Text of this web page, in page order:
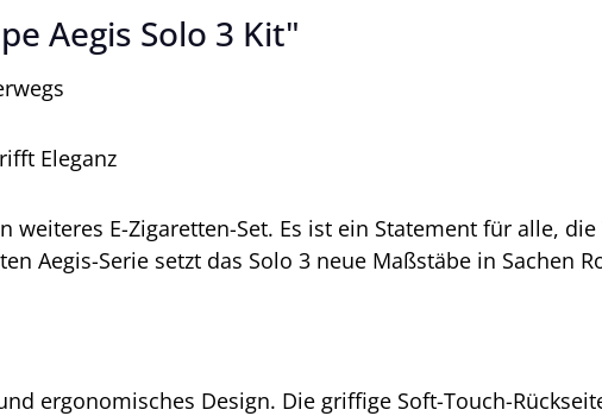
Aegis Solo 3 Kit"
Eleganz
weiteres E-Zigaretten-Set. Es ist ein Statement für alle,
Aegis-Serie setzt das Solo 3 neue Maßstäbe in Sachen
ergonomisches Design. Die griffige Soft-Touch-